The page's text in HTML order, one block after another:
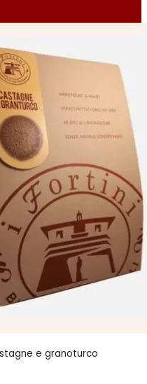
e granoturco